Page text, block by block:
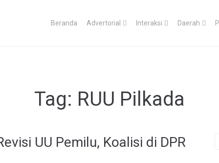
Beranda Advertorial Interaksi Daerah
Tag: RUU Pilkada
UU Pemilu, Koalisi di DPR